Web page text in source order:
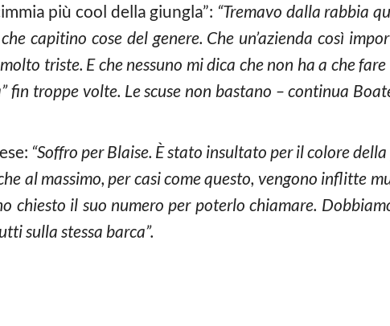
più cool della giungla”: “Tremavo dalla rabbia
capitino cose del genere. Che un’azienda così
triste. E che nessuno mi dica che non ha a che
fin troppe volte. Le scuse non bastano – continua
“Soffro per Blaise. È stato insultato per il colore della
al massimo, per casi come questo, vengono inflitte
chiesto il suo numero per poterlo chiamare.
sulla stessa barca”.